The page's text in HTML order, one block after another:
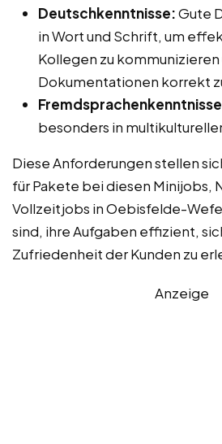
Deutschkenntnisse:Gute
in Wort und Schrift, um
Kollegen zu kommunizieren
Dokumentationen korrekt
besonders in
Diese Anforderungen stellen
für Pakete bei diesen Minijobs,
Vollzeitjobs in Oebisfelde-
sind, ihre Aufgaben effizient,
Zufriedenheit der Kunden zu
Anzeige